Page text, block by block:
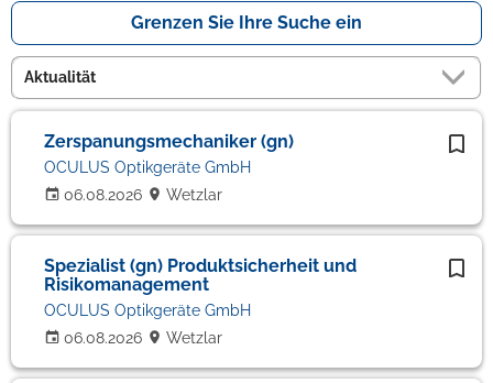
Grenzen Sie Ihre Suche ein
Zerspanungsmechaniker (gn)
06.08.2026
OCULUS Optikgeräte GmbH
Wetzlar
Spezialist (gn) Produktsicherheit und
Risikomanagement
06.08.2026
OCULUS Optikgeräte GmbH
Wetzlar